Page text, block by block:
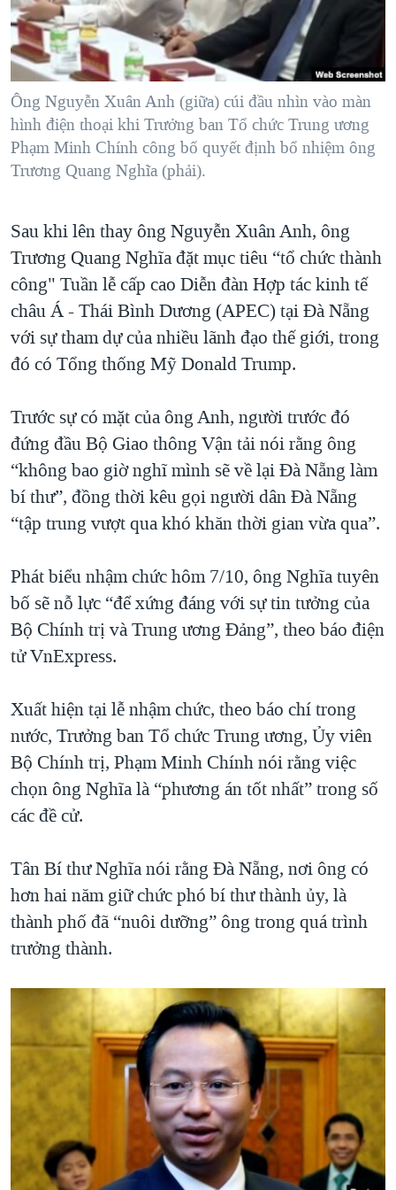
"Tìm"NGƯỜI VIỆT HẢI NGOẠI
ĐỜI SỐNG
KINH TẾ
KHOA HỌC
SỨC KHOẺ
VĂN HOÁ
GIÁO DỤC
TẠI
HÀNH TRÌNH BẦU CỬ 2024
MỘT NĂM CHIẾN TRANH TẠI DẢI GAZA
GIẢI MÃ VÀNH ĐAI & CON ĐƯỜNG
NGÀY TỊ NẠN THẾ GIỚI
TRỊNH VĨNH BÌNH - NGƯỜI HẠ 'BÊN THẮNG CUỘC'
CHI PHÍ CHIẾN TRANH AFGHANISTAN
CÁC GIÁ TRỊ CỘNG HÒA Ở VIỆT NAM
THƯỢNG ĐỈNH TRUMP-KIM TẠI VIỆT NAM
TRỊNH VĨNH BÌNH VS. CHÍNH PHỦ VIỆT NAM
NGƯ DÂN VIỆT VÀ LÀN SÓNG TRỘM HẢI SÂM
QUAN HỆ VIỆT MỸ
VIDEO
NGHE
MẠNG XÃ HỘI
Ngôn ngữ khác
Ông Nguyễn Xuân Anh (giữa) cúi đầu nhìn vào màn
hình điện thoại khi Trưởng ban Tổ chức Trung ương
Phạm Minh Chính công bố quyết định bổ nhiệm ông
Trương Quang Nghĩa (phải).
Sau khi lên thay ông Nguyễn Xuân Anh, ông
Trương Quang Nghĩa đặt mục tiêu “tổ chức thành
công" Tuần lễ cấp cao Diễn đàn Hợp tác kinh tế
châu Á - Thái Bình Dương (APEC) tại Đà Nẵng
với sự tham dự của nhiều lãnh đạo thế giới, trong
đó có Tổng thống Mỹ Donald Trump.
Trước sự có mặt của ông Anh, người trước đó
đứng đầu Bộ Giao thông Vận tải nói rằng ông
“không bao giờ nghĩ mình sẽ về lại Đà Nẵng làm
bí thư”, đồng thời kêu gọi người dân Đà Nẵng
“tập trung vượt qua khó khăn thời gian vừa qua”.
Phát biểu nhậm chức hôm 7/10, ông Nghĩa tuyên
bố sẽ nỗ lực “để xứng đáng với sự tin tưởng của
Bộ Chính trị và Trung ương Đảng”, theo báo điện
tử VnExpress.
Xuất hiện tại lễ nhậm chức, theo báo chí trong
nước, Trưởng ban Tổ chức Trung ương, Ủy viên
Bộ Chính trị, Phạm Minh Chính nói rằng việc
chọn ông Nghĩa là “phương án tốt nhất” trong số
các đề cử.
Tân Bí thư Nghĩa nói rằng Đà Nẵng, nơi ông có
hơn hai năm giữ chức phó bí thư thành ủy, là
thành phố đã “nuôi dưỡng” ông trong quá trình
trưởng thành.